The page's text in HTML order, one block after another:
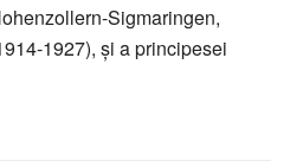
Sigmaringen,
1927), și a principesei